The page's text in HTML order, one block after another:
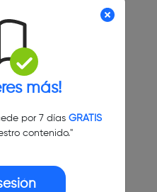
más!
por 7 días GRATIS
contenido."